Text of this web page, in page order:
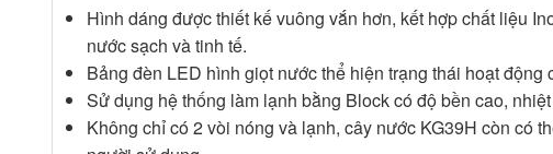
Hình dáng được thiết kế vuông vắn hơn, kết hợp chất liệu
nước sạch và tinh tế.
Bảng đèn LED hình giọt nước thể hiện trạng thái hoạt động
Sử dụng hệ thống làm lạnh bằng Block có độ bền cao,
Không chỉ có 2 vòi nóng và lạnh, cây nước KG39H còn có